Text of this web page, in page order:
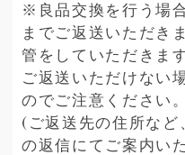
※良品交換を行う場
までご返送いただき
管をしていただきま
ご返送いただけない
のでご注意ください。
(ご返送先の住所な
の返信にてご案内い